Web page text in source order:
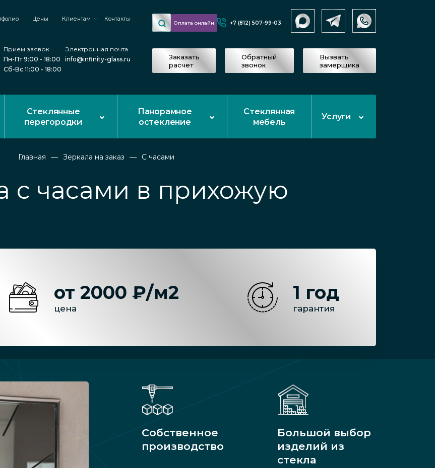
Цены Клиентам Контакты
Прием заявок
Пн-Пт 9:00 - 18:00
Сб-Вс 11:00 - 18:00
Электронная почта
info@infinity-glass.ru
Оплата онлайн +7 (812) 507-99-03
Заказать
расчет
Обратный
звонок
Вызвать
замерщика
Стеклянные
перегородки
Панорамное
остекление
Стеклянная
мебель
Услуги
Главная Зеркала на заказ С часами
с часами в прихожую
от 2000 ₽/м2
цена
1 год
гарантия
Собственное
производство
Большой выбор
изделий из
стекла